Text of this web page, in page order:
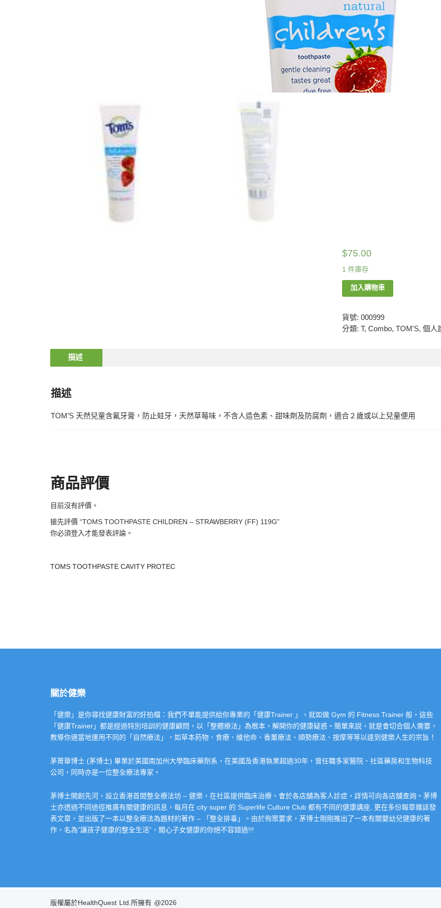
$75.00
1 件庫存
加入購物車
貨號: 000999
分類: T, Combo, TOM'S, 個人
描述
描述
TOM’S 天然兒童含氟牙膏，防止蛀牙，天然草莓味，不含人造色素、甜味劑及防腐劑，適合２歲或以上兒童便用
商品評價
目前沒有評價。
搶先評價 “TOMS TOOTHPASTE CHILDREN – STRAWBERRY (FF) 119G”
你必須登入才能發表評論。
TOMS TOOTHPASTE CAVITY PROTEC
關於健樂
「健樂」是你尋找健康財富的好拍檔：我們不單能提供給你專業的「健康Trainer 」，就如做 Gym 的 Fitness Trainer 般，這些
「健康Trainer」都是經過特別培訓的健康顧問，以「整體療法」為根本，解開你的健康疑惑。簡單來説，就是會切合個人需要，
教導你適當地運用不同的「自然療法」，如草本葯物、食療、維他命、香薰療法、順勢療法、按摩等等以達到健樂人生的宗旨！
茅菁華博士 (茅博士) 畢業於美國南加州大學臨床藥劑系，在美國及香港執業超過30年，曾任職多家醫院、社區藥房和生物科技
公司，同時亦是一位整全療法專家。
茅博士開創先河，設立香港首間整全療法坊 – 健樂，在社區提供臨床治療，會於各店舖為客人診症，詳情可向各店舖查詢。茅博
士亦透過不同途徑推廣有關健康的訊息，每月在 city super 的 Superlife Culture Club 都有不同的健康講座, 更在多份報章雜誌發
表文章，並出版了一本以整全療法為題材的著作 – 「整全排毒」。由於徇眾要求，茅博士剛剛推出了一本有關嬰幼兒健康的著
作，名為”讓孩子健康的整全生活”，關心子女健康的你絕不容錯過!!!
版權屬於HealthQuest Ltd.所擁有 @2026